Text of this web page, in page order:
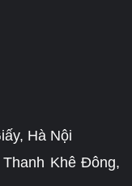
Hà Nội
Khê Đông,